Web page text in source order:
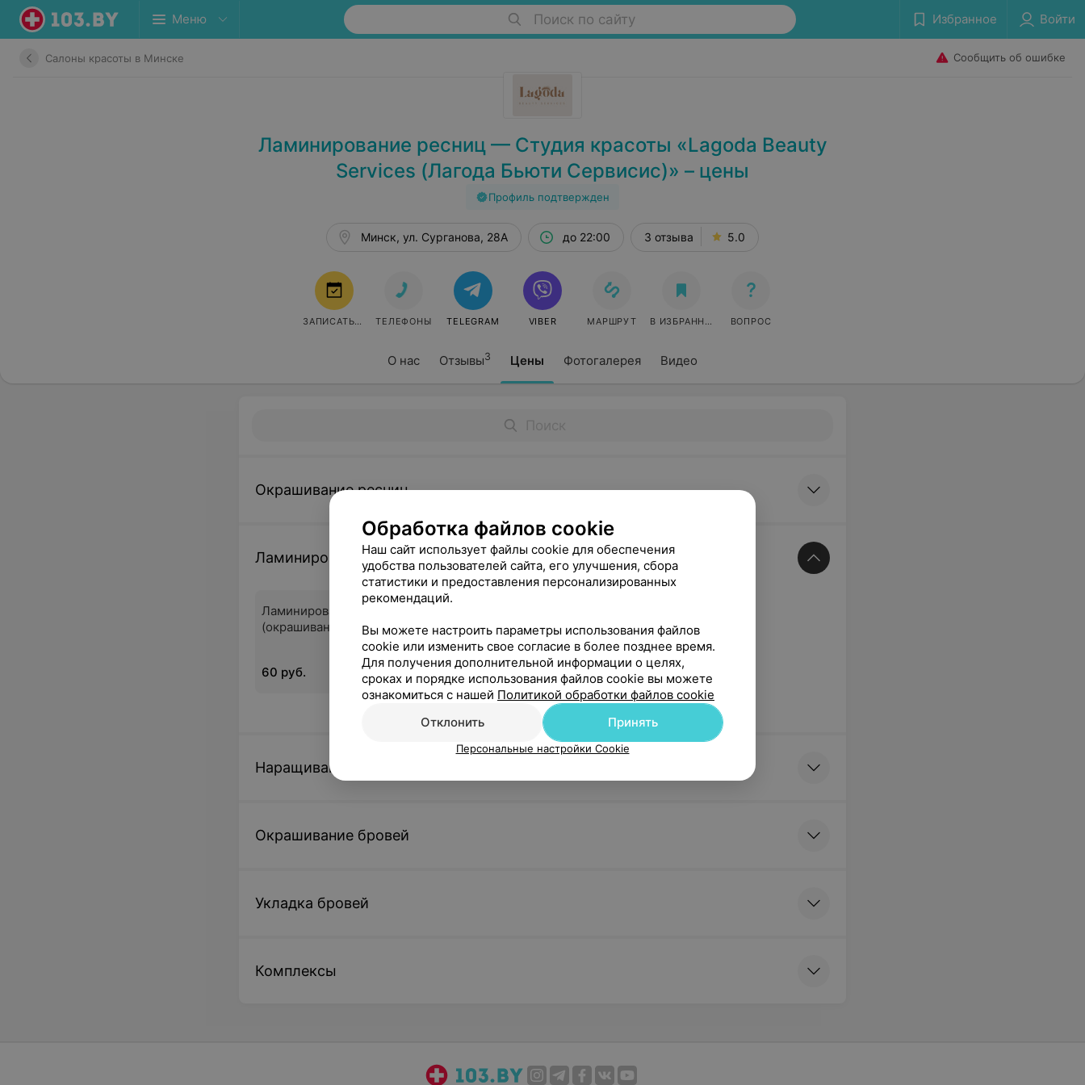
Меню Поиск по сайту Избранное Войти
Салоны красоты в Минске Сообщить об ошибке
Ламинирование ресниц — Студия красоты «Lagoda Beauty
Services (Лагода Бьюти Сервисис)» – цены
Профиль подтвержден
О нас Отзывы3 Цены Фотогалерея Видео
Минск, ул. Сурганова, 28А до 22:00 3 отзыва 5.0
ЗАПИСАТЬСЯ ТЕЛЕФОНЫ TELEGRAM VIBER МАРШРУТ В ИЗБРАННОЕ ВОПРОС
Окрашивание ресниц
Ламинирование ресниц
Ламинирование ресниц
(окрашивание + уход)
60 руб.
нижних ресниц
(окрашивание + уход)
80 руб.
Наращивание ресниц
Окрашивание бровей
Укладка бровей
Комплексы
Обработка файлов cookie
Наш сайт использует файлы cookie для обеспечения
удобства пользователей сайта, его улучшения, сбора
статистики и предоставления персонализированных
рекомендаций.
Вы можете настроить параметры использования файлов
cookie или изменить свое согласие в более позднее время.
Для получения дополнительной информации о целях,
сроках и порядке использования файлов cookie вы можете
ознакомиться с нашей Политикой обработки файлов cookie
Отклонить
Принять
Персональные настройки Cookie